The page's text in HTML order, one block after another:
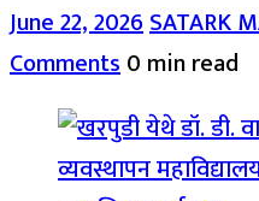
June 22, 2026SATARK
Comments0 min read